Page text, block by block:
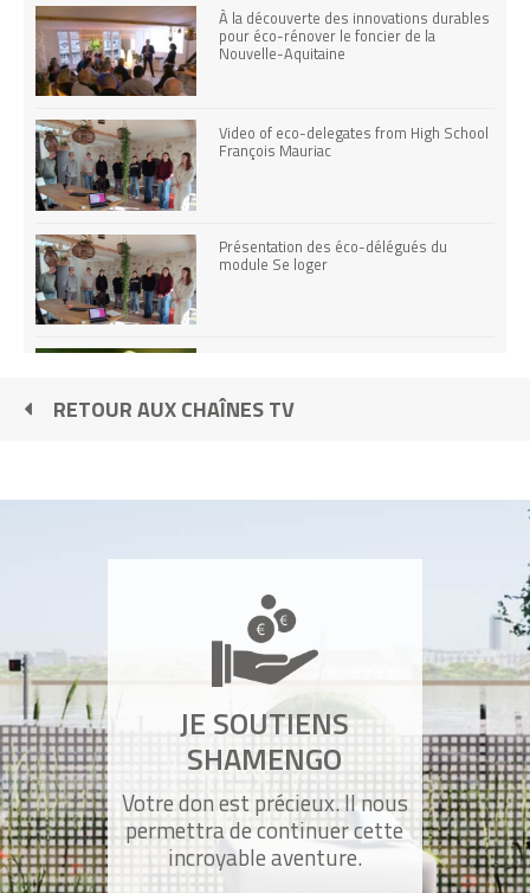
À la découverte des innovations durables
pour éco-rénover le foncier de la
Nouvelle-Aquitaine
Video of eco-delegates from High School
François Mauriac
Présentation des éco-délégués du
module Se loger
Trailer de l'atelier shamengo
Introduction pour Booster son
écocitoyenneté
Atelier Se loger avec les lycéens de
François Mauriac
RETOUR AUX CHAÎNES TV
JE SOUTIENS
SHAMENGO
Votre don est précieux. Il nous
permettra de continuer cette
incroyable aventure.